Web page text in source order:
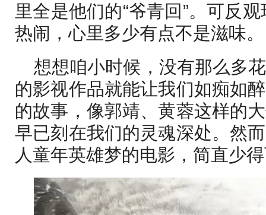
里全是他们的“爷青回”。可反
热闹，心里多少有点不是滋味。
想想咱小时候，没有那么多
的影视作品就能让我们如痴如
的故事，像郭靖、黄蓉这样的
早已刻在我们的灵魂深处。然
人童年英雄梦的电影，简直少